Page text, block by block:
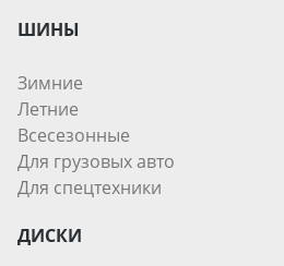
ШИНЫ
Зимние
Летние
Всесезонные
Для грузовых авто
Для спецтехники
ДИСКИ